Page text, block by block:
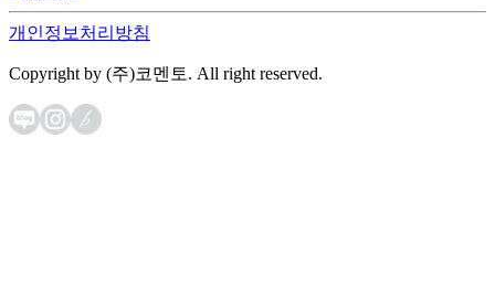
개인정보처리방침
Copyright by (주)코멘토. All right reserved.